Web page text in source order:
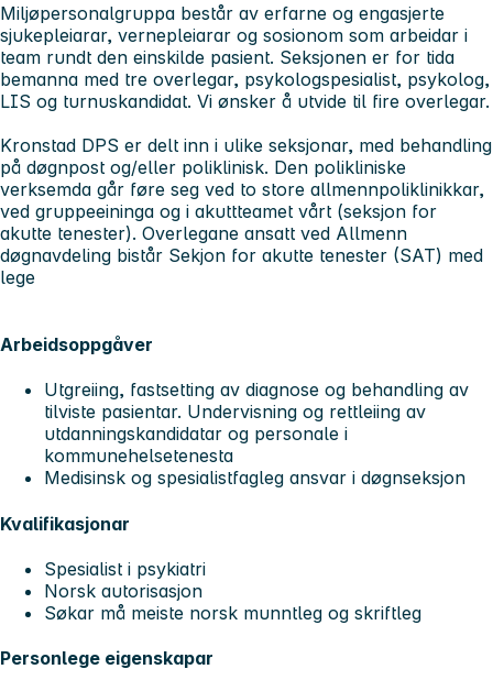
Miljøpersonalgruppa består av erfarne og engasjerte
sjukepleiarar, vernepleiarar og sosionom som arbeidar i
team rundt den einskilde pasient. Seksjonen er for tida
bemanna med tre overlegar, psykologspesialist, psykolog,
LIS og turnuskandidat. Vi ønsker å utvide til fire overlegar.
Kronstad DPS er delt inn i ulike seksjonar, med behandling
på døgnpost og/eller poliklinisk. Den polikliniske
verksemda går føre seg ved to store allmennpoliklinikkar,
ved gruppeeininga og i akuttteamet vårt (seksjon for
akutte tenester). Overlegane ansatt ved Allmenn
døgnavdeling bistår Sekjon for akutte tenester (SAT) med
lege
Arbeidsoppgåver
Utgreiing, fastsetting av diagnose og behandling av
tilviste pasientar. Undervisning og rettleiing av
utdanningskandidatar og personale i
kommunehelsetenesta
Medisinsk og spesialistfagleg ansvar i døgnseksjon
Kvalifikasjonar
Spesialist i psykiatri
Norsk autorisasjon
Søkar må meiste norsk munntleg og skriftleg
Personlege eigenskapar